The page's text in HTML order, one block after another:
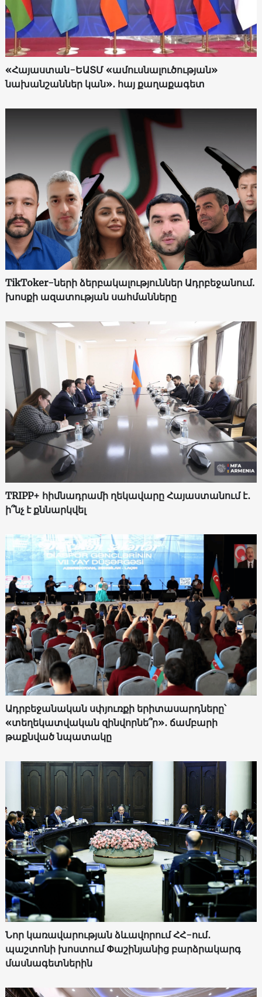
«Հայաստան-ԵԱՏՄ «ամուսնալուծության»
նախանշաններ կան»․ հայ քաղաքագետ
TikToker-ների ձերբակալություններ Ադրբեջանում.
խոսքի ազատության սահմանները
TRIPP+ հիմնադրամի ղեկավարը Հայաստանում է․
ի՞նչ է քննարկվել
Ադրբեջանական սփյուռքի երիտասարդները՝
«տեղեկատվական զինվորնե՞ր»․ ճամբարի
թաքնված նպատակը
Նոր կառավարության ձևավորում ՀՀ-ում․
պաշտոնի խոստում Փաշինյանից բարձրակարգ
մասնագետներին